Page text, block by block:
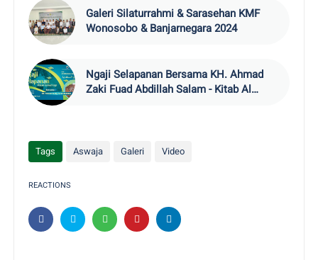
Galeri Silaturrahmi & Sarasehan KMF
Wonosobo & Banjarnegara 2024
Ngaji Selapanan Bersama KH. Ahmad
Zaki Fuad Abdillah Salam - Kitab Al
Tags Aswaja Galeri Video
REACTIONS